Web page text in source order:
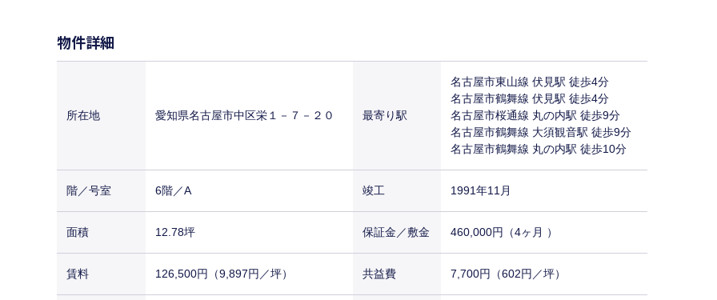
物件詳細
所在地 愛知県名古屋市中区栄１－７－２０ 最寄り駅
名古屋市東山線 伏見駅 徒歩4分
名古屋市鶴舞線 伏見駅 徒歩4分
名古屋市桜通線 丸の内駅 徒歩9分
名古屋市鶴舞線 大須観音駅 徒歩9分
名古屋市鶴舞線 丸の内駅 徒歩10分
階／号室 6階／A 竣工 1991年11月
面積 12.78坪 保証金／敷金 460,000円（4ヶ月 ）
賃料 126,500円（9,897円／坪） 共益費 7,700円（602円／坪）